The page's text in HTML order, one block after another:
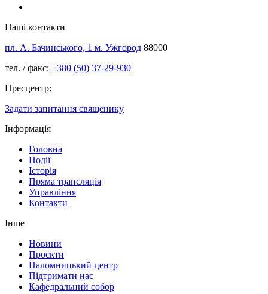
Наші контакти
пл. А. Бачинського, 1 м. Ужгород 88000
тел. / факс: +380 (50) 37-29-930
Пресцентр:
Задати запитання священику
Інформація
Головна
Події
Історія
Пряма трансляція
Управління
Контакти
Інше
Новини
Проєкти
Паломницький центр
Підтримати нас
Кафедральний собор